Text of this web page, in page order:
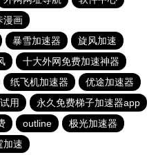
漫画
暴雪加速器
旋风加速
十大外网免费加速神器
纸飞机加速器
优途加速器
用
永久免费梯子加速器app
outline
极光加速器
加速